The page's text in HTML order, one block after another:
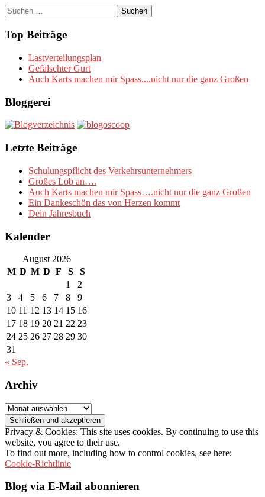
Suchen
nach:
Top Beiträge
Lastverteilungsplan
Gefälschter Gurt
Auch Karts machen mir Spass....nicht nur die ganz Großen
Bloggerei
Letzte Beiträge
Schulungspflicht des Verkehrsunternehmers
Großes Lob an….
Auch Karts machen mir Spass….nicht nur die ganz Großen
Ein Dankeschön das von Herzen kommt
Dein Jahresbuch
Kalender
August 2026
M D M D F S
S
1
2
3
4 5 6 7 8
9
10 11 12 13 14 15 16
17 18 19 20 21 22 23
24 25 26 27 28 29 30
31
« Sep.
Archiv
Archiv
Privacy & Cookies: This site uses cookies. By continuing to use this
website, you agree to their use.
To find out more, including how to control cookies, see here:
Cookie-Richtlinie
Blog via E-Mail abonnieren